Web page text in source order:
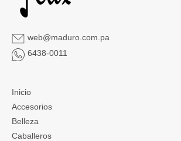
web@maduro.com.pa
6438-0011
Inicio
Accesorios
Belleza
Caballeros